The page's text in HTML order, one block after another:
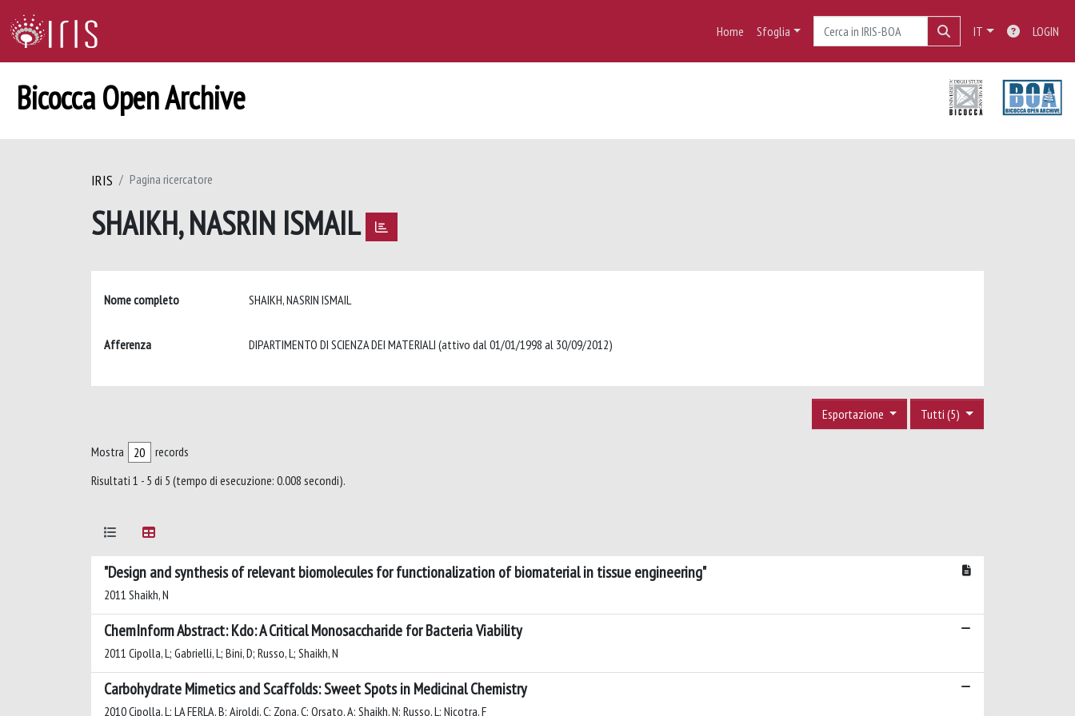
Home Sfoglia IT LOGIN
Bicocca Open Archive
IRIS Pagina ricercatore
SHAIKH, NASRIN ISMAIL
Nome completo SHAIKH, NASRIN ISMAIL
Afferenza DIPARTIMENTO DI SCIENZA DEI MATERIALI (attivo dal 01/01/1998 al 30/09/2012)
Tutti (5)
Esportazione
Mostra
records
Risultati 1 - 5 di 5 (tempo di esecuzione: 0.008 secondi).
"Design and synthesis of relevant biomolecules for functionalization of biomaterial in tissue engineering"
2011 Shaikh, N
ChemInform Abstract: Kdo: A Critical Monosaccharide for Bacteria Viability
2011 Cipolla, L; Gabrielli, L; Bini, D; Russo, L; Shaikh, N
Carbohydrate Mimetics and Scaffolds: Sweet Spots in Medicinal Chemistry
2010 Cipolla, L; LA FERLA, B; Airoldi, C; Zona, C; Orsato, A; Shaikh, N; Russo, L; Nicotra, F